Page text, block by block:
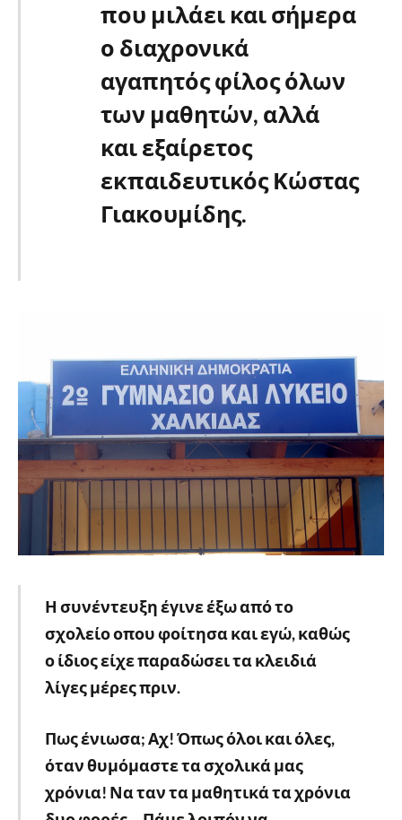
που μιλάει και σήμερα
ο διαχρονικά
αγαπητός φίλος όλων
των μαθητών, αλλά
και εξαίρετος
εκπαιδευτικός Κώστας
Γιακουμίδης.
Η συνέντευξη έγινε έξω από το
σχολείο οπου φοίτησα και εγώ, καθώς
ο ίδιος είχε παραδώσει τα κλειδιά
λίγες μέρες πριν.
Πως ένιωσα; Αχ! Όπως όλοι και όλες,
όταν θυμόμαστε τα σχολικά μας
χρόνια! Να ταν τα μαθητικά τα χρόνια